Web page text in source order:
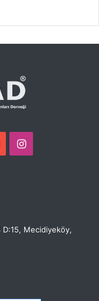
Mecidiyeköy,